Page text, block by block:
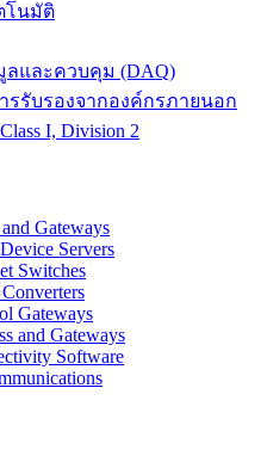
โนมัติ
และควบคุม (DAQ)
รับรองจากองค์กรภายนอก
I, Division 2
Gateways
Servers
Switches
Gateways
and Gateways
Software